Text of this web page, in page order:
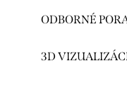
ODBORNÉ
3D